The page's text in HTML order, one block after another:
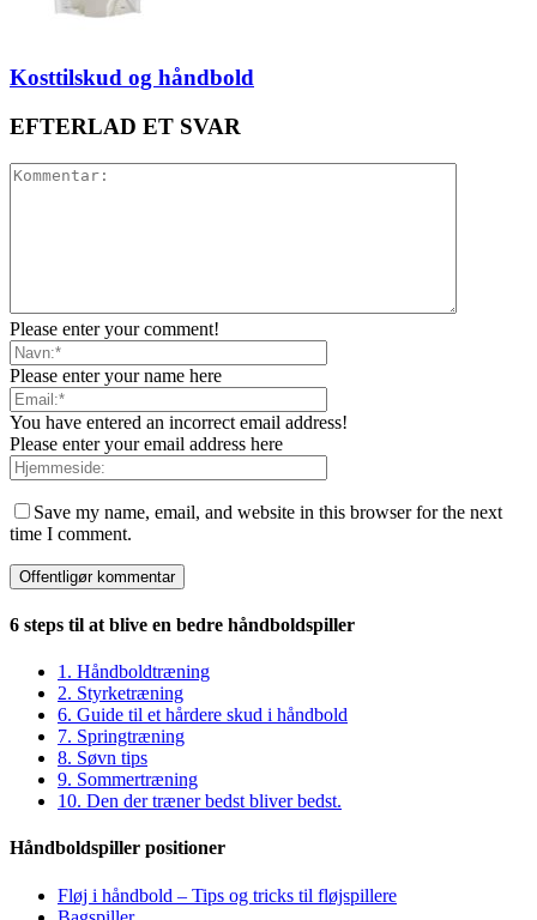
Kosttilskud og håndbold
EFTERLAD ET SVAR
Please enter your comment!
Please enter your name here
You have entered an incorrect email address!
Please enter your email address here
Save my name, email, and website in this browser for the next
time I comment.
6 steps til at blive en bedre håndboldspiller
1. Håndboldtræning
2. Styrketræning
6. Guide til et hårdere skud i håndbold
7. Springtræning
8. Søvn tips
9. Sommertræning
10. Den der træner bedst bliver bedst.
Håndboldspiller positioner
Fløj i håndbold – Tips og tricks til fløjspillere